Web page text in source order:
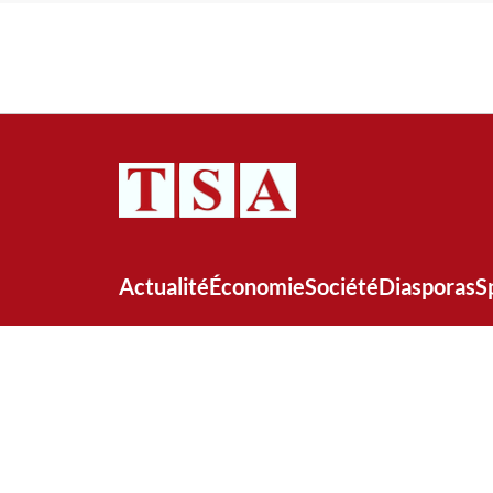
ActualitéÉconomieSociétéDiasporas